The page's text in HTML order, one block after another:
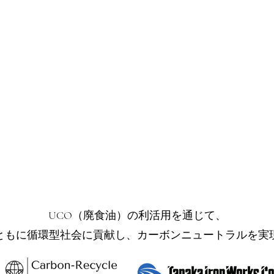
UCO（廃食油）の利活用を通じて、
もに循環型社会に貢献し、カーボンニュートラルを実